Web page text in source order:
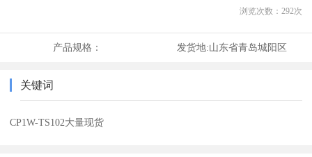
浏览次数： 292次
产品规格： 发货地:山东省青岛城阳区
关键词
CP1W-TS102大量现货